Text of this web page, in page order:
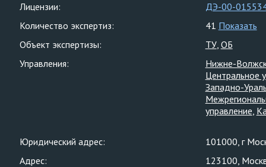
Лицензии:
ДЭ-00-
Количество экспертиз:
41 Показать
Объект экспертизы:
ТУ ОБ
Управления:
Нижне-
Центральное
Западно-
управление
Юридический адрес:
101000, г
Адрес:
123100,